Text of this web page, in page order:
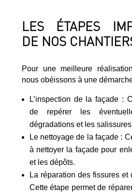
LES ÉTAPES
DE NOS
Pour une meilleure
nous obéissons à une
L’inspection de la façade :
de repérer les
dégradations et les
Le nettoyage de la façade :
à nettoyer la façade pour
et les dépôts.
La réparation des fissures et
Cette étape permet de